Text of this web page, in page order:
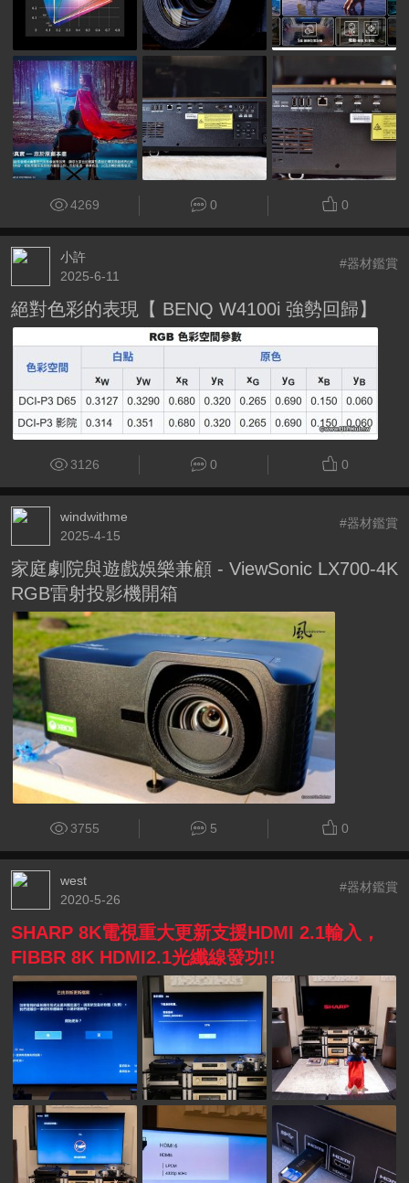
4269 0 0
小許
2025-6-11
#器材鑑賞
絕對色彩的表現【 BENQ W4100i 強勢回歸】
3126 0 0
windwithme
2025-4-15
#器材鑑賞
家庭劇院與遊戲娛樂兼顧 - ViewSonic LX700-4K
RGB雷射投影機開箱
3755 5 0
west
2020-5-26
#器材鑑賞
SHARP 8K電視重大更新支援HDMI 2.1輸入，
FIBBR 8K HDMI2.1光纖線發功!!